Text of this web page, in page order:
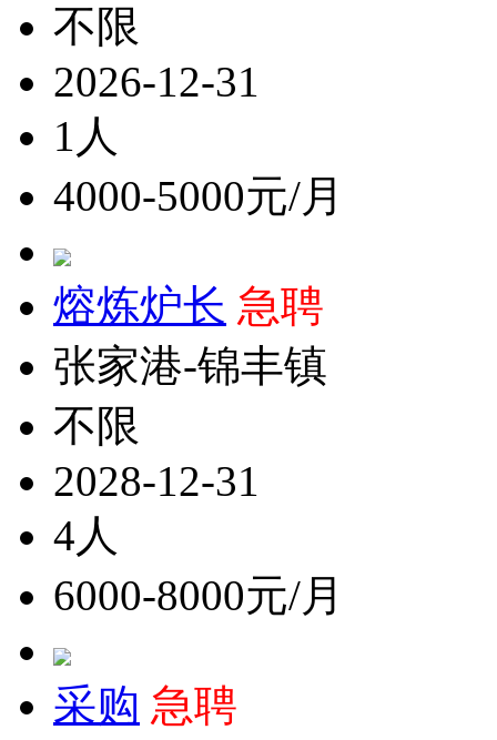
不限
2026-12-31
1人
4000-5000元/月
熔炼炉长 急聘
张家港-锦丰镇
不限
2028-12-31
4人
6000-8000元/月
采购 急聘